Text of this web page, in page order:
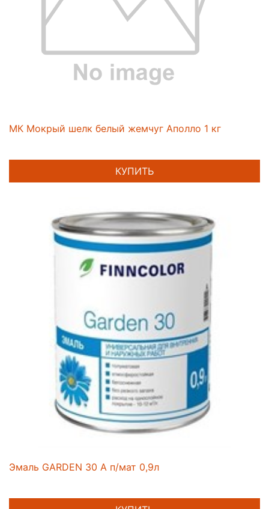
МК Мокрый шелк белый жемчуг Аполло 1 кг
КУПИТЬ
Эмаль GARDEN 30 A п/мат 0,9л